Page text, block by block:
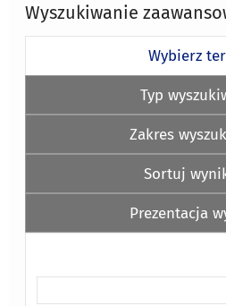
Wyszukiwanie
Wybierz
Typ
Zakres
Sortuj
Prezentacja